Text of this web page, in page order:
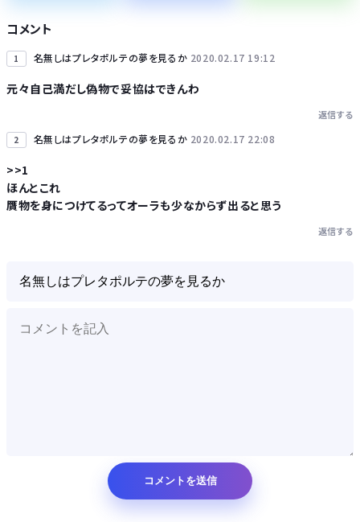
コメント
1 名無しはプレタポルテの夢を見るか 2020.02.17 19:12
元々自己満だし偽物で妥協はできんわ
返信する
2 名無しはプレタポルテの夢を見るか 2020.02.17 22:08
>>1
ほんとこれ
贋物を身につけてるってオーラも少なからず出ると思う
返信する